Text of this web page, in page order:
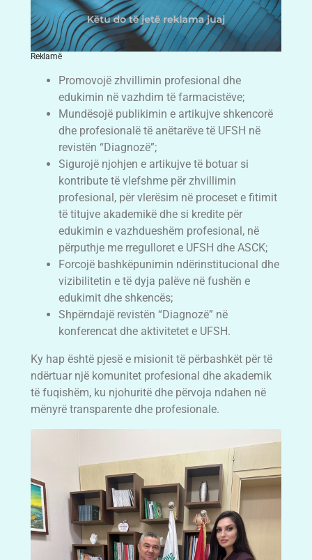
Reklamë
Promovojë zhvillimin profesional dhe
edukimin në vazhdim të farmacistëve;
Mundësojë publikimin e artikujve shkencorë
dhe profesionalë të anëtarëve të UFSH në
revistën “Diagnozë”;
Sigurojë njohjen e artikujve të botuar si
kontribute të vlefshme për zhvillimin
profesional, për vlerësim në proceset e fitimit
të titujve akademikë dhe si kredite për
edukimin e vazhdueshëm profesional, në
përputhje me rregulloret e UFSH dhe ASCK;
Forcojë bashkëpunimin ndërinstitucional dhe
vizibilitetin e të dyja palëve në fushën e
edukimit dhe shkencës;
Shpërndajë revistën “Diagnozë” në
konferencat dhe aktivitetet e UFSH.
Ky hap është pjesë e misionit të përbashkët për të
ndërtuar një komunitet profesional dhe akademik
të fuqishëm, ku njohuritë dhe përvoja ndahen në
mënyrë transparente dhe profesionale.